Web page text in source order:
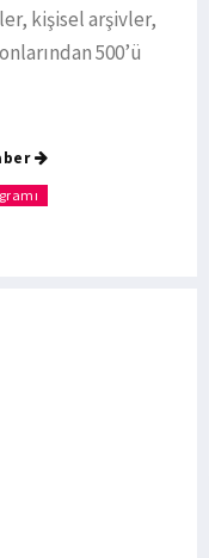
kişisel arşivler,
500’ü